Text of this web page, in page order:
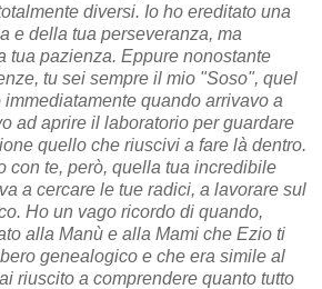
diversi. Io ho ereditato una
e della tua perseveranza, ma
tua pazienza. Eppure nonostante
tu sei sempre il mio "Soso", quel
quando arrivavo a
ad aprire il laboratorio per guardare
quello che riuscivi a fare là dentro.
con te, però, quella tua incredibile
a cercare le tue radici, a lavorare sul
Ho un vago ricordo di quando,
alla Manù e alla Mami che Ezio ti
genealogico e che era simile al
riuscito a comprendere quanto tutto